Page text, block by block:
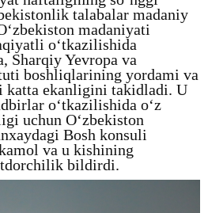
talabalar madaniy
madaniyati
o‘tkazilishida
Sharqiy Yevropa va
boshliqlarining yordami va
katta ekanligini takidladi. U
o‘tkazilishida o‘z
uchun O‘zbekiston
Bosh konsuli
va u kishining
bildirdi.